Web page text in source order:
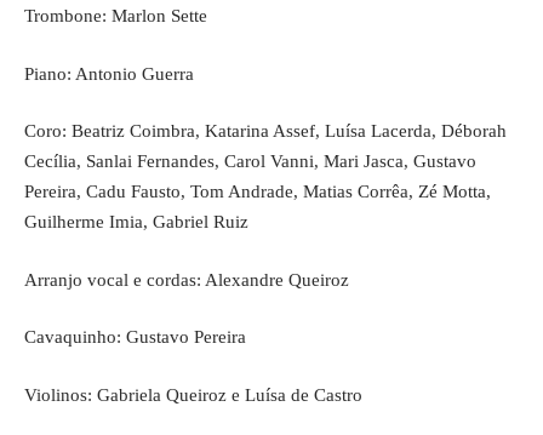
Trombone: Marlon Sette
Piano: Antonio Guerra
Coro: Beatriz Coimbra, Katarina Assef, Luísa Lacerda, Déborah
Cecília, Sanlai Fernandes, Carol Vanni, Mari Jasca, Gustavo
Pereira, Cadu Fausto, Tom Andrade, Matias Corrêa, Zé Motta,
Guilherme Imia, Gabriel Ruiz
Arranjo vocal e cordas: Alexandre Queiroz
Cavaquinho: Gustavo Pereira
Violinos: Gabriela Queiroz e Luísa de Castro